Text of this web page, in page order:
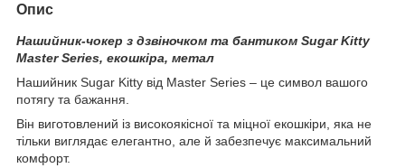
Опис
Нашийник-чокер з дзвіночком та бантиком Sugar Kitty
Master Series, екошкіра, метал
Нашийник Sugar Kitty від Master Series – це символ вашого
потягу та бажання.
Він виготовлений із високоякісної та міцної екошкіри, яка не
тільки виглядає елегантно, але й забезпечує максимальний
комфорт.